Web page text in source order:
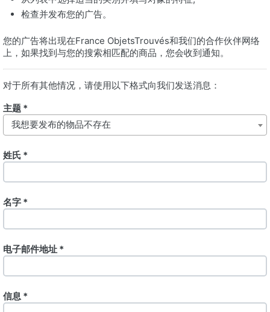
检查并发布您的广告。
您的广告将出现在France ObjetsTrouvés和我们的合作伙伴网络
上，如果找到与您的搜索相匹配的商品，您会收到通知。
对于所有其他情况，请使用以下格式向我们发送消息：
主题 *
我想要发布的物品不存在
姓氏 *
名字 *
电子邮件地址 *
信息 *